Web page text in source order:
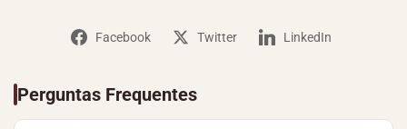
Facebook Twitter LinkedIn
Perguntas Frequentes